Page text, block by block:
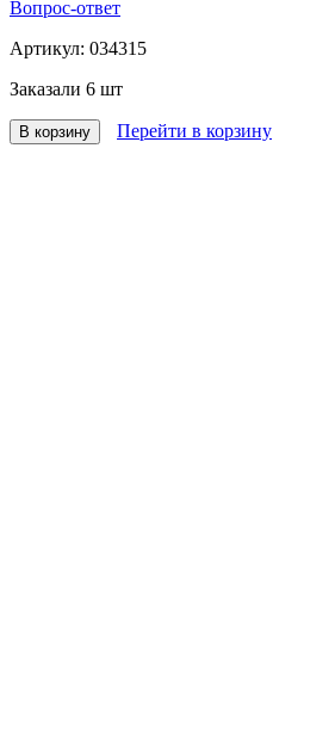
Вопрос-ответ
Артикул: 034315
Заказали 6 шт
В корзину Перейти в корзину